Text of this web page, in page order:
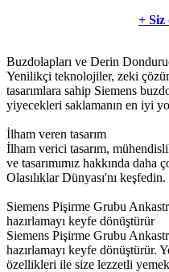
+ Siz
Buzdolapları ve Derin
Yenilikçi teknolojiler, zeki
tasarımlara sahip Siemens
yiyecekleri saklamanın en iyi
İlham veren tasarım
İlham verici tasarım,
ve tasarımımız hakkında
Olasılıklar Dünyası'nı keşfedin.
Siemens Pişirme Grubu
hazırlamayı keyfe dönüştürür
Siemens Pişirme Grubu
hazırlamayı keyfe dönüştürür.
özellikleri ile size lezzetli